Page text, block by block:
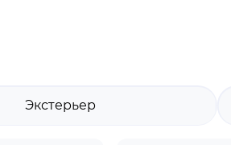
Экстерьер